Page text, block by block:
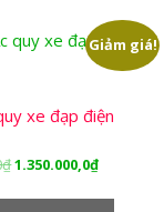
Giảm giá!
xe đạp điện
₫Giá
1.350.000,0₫Giá